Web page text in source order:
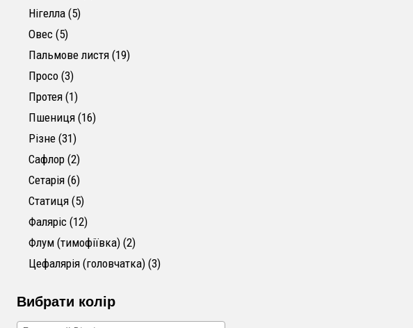
Нігелла 55 товарів
Овес 55 товарів
Пальмове листя 1919 товарів
Просо 33 товари
Протея 11 товар
Пшениця 1616 товарів
Різне 3131 товар
Сафлор 22 товари
Сетарія 66 товарів
Статиця 55 товарів
Фаляріс 1212 товарів
Флум (тимофіївка) 22 товари
Цефалярія (головчатка) 33 товари
Вибрати колір